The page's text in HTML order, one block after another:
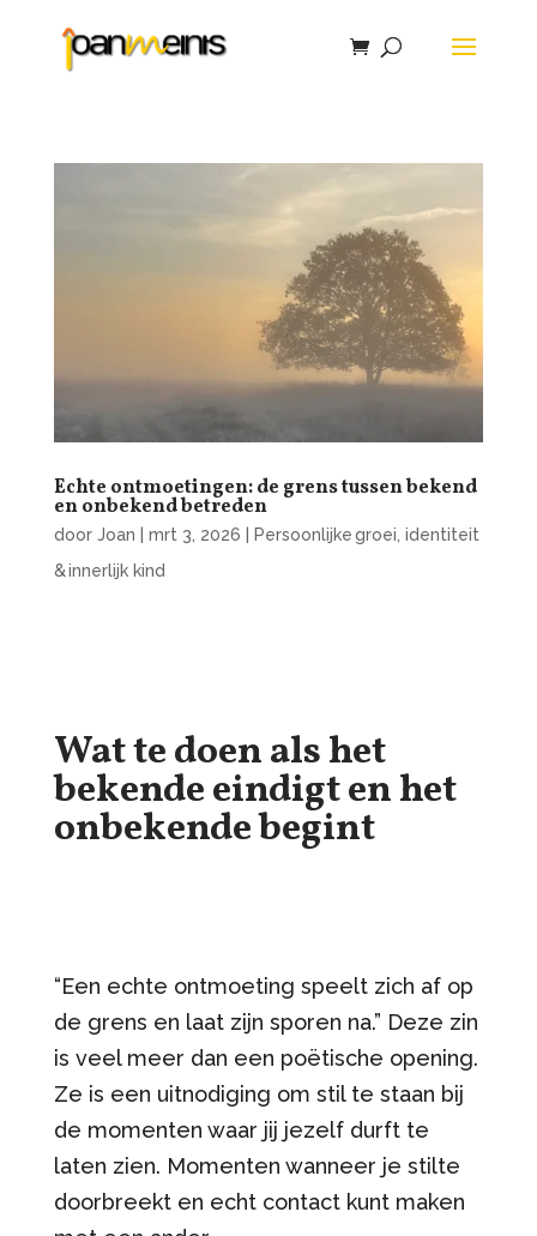
Echte ontmoetingen: de grens tussen bekend
en onbekend betreden
door Joan mrt 3, 2026
Persoonlijke groei, identiteit
& innerlijk kind
Wat te doen als het
bekende eindigt en het
onbekende begint
“Een echte ontmoeting speelt zich af op
de grens en laat zijn sporen na.” Deze zin
is veel meer dan een poëtische opening.
Ze is een uitnodiging om stil te staan bij
de momenten waar jij jezelf durft te
laten zien. Momenten wanneer je stilte
doorbreekt en echt contact kunt maken